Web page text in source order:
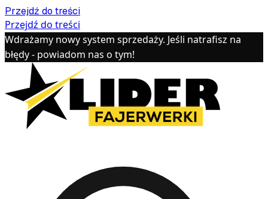
Przejdź do treści
Przejdź do treści
Wdrażamy nowy system sprzedaży. Jeśli natrafisz na
błędy - powiadom nas o tym!